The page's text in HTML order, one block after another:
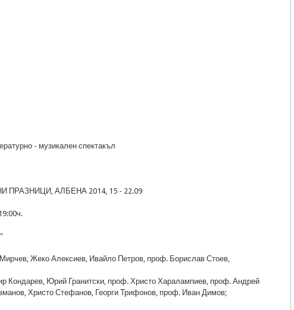
- музикален спектакъл
АЛБЕНА 2014, 15 - 22.09
Жеко Алексиев, Ивайло Петров, проф. Борислав Стоев,
Кондарев, Юрий Гранитски, проф. Христо Харалампиев, проф. Андрей
Христо Стефанов, Георги Трифонов, проф. Иван Димов;